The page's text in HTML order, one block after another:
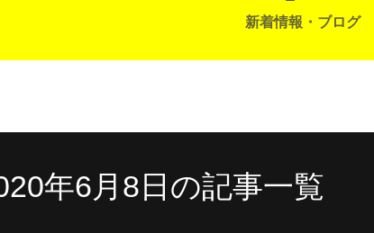
新着情報・ブログ
年6月8日の記事一覧